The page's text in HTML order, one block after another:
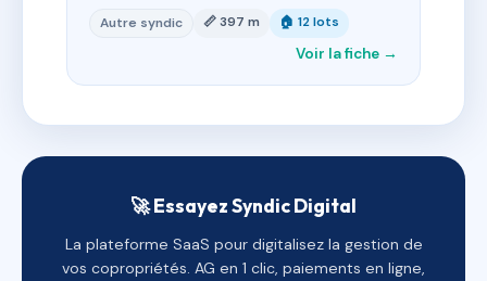
Autre syndic 📏 397 m 🏠 12 lots
Voir la fiche →
🚀 Essayez Syndic Digital
La plateforme SaaS pour digitalisez la gestion de
vos copropriétés. AG en 1 clic, paiements en ligne,